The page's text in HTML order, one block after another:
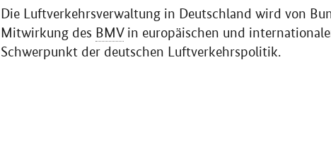
Die Luftverkehrsverwaltung in Deutschland wird von
Mitwirkung des BMVin europäischen und
Schwerpunkt der deutschen Luftverkehrspolitik.